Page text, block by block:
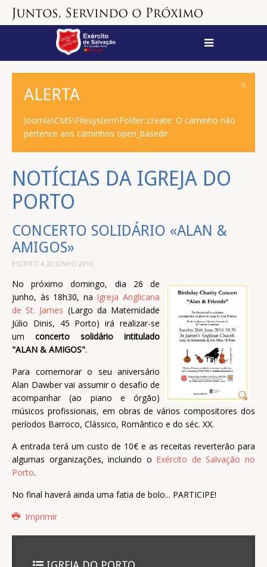
ALERTA
Joomla\CMS\Filesystem\Folder::create: O caminho não
pertence aos caminhos open_basedir.
NOTÍCIAS DA IGREJA DO
PORTO
CONCERTO SOLIDÁRIO «ALAN &
AMIGOS»
ESCRITO A 22 JUNHO 2016.
No próximo domingo, dia 26 de
junho, às 18h30, na Igreja Anglicana
de St. James (Largo da Maternidade
Júlio Dinis, 45 Porto) irá realizar-se
um concerto solidário intitulado
"ALAN & AMIGOS".
Para comemorar o seu aniversário
Alan Dawber vai assumir o desafio de
acompanhar (ao piano e órgão)
músicos profissionais, em obras de vários compositores dos
períodos Barroco, Clássico, Romântico e do séc. XX.
A entrada terá um custo de 10€ e as receitas reverterão para
algumas organizações, incluindo o Exército de Salvação no
Porto.
No final haverá ainda uma fatia de bolo... PARTICIPE!
Imprimir